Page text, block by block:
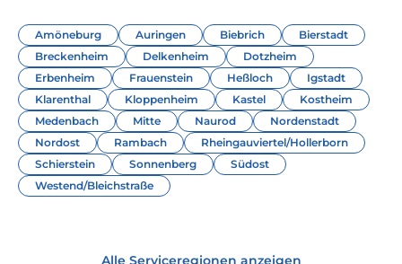
Amöneburg Auringen Biebrich
Bierstadt
Breckenheim
Delkenheim
Dotzheim
Erbenheim
Frauenstein Heßloch
Igstadt
Klarenthal
Kloppenheim Kastel
Kostheim
Medenbach
Mitte Naurod
Nordenstadt
Nordost
Rambach
Rheingauviertel/Hollerborn
Schierstein
Sonnenberg
Südost
Westend/Bleichstraße
Alle Serviceregionen anzeigen